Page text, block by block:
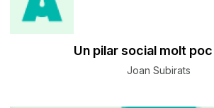
Un pilar social molt
Joan Subirats